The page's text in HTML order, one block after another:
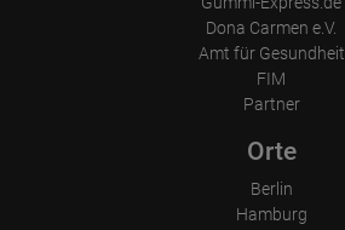
Dona Carmen e.V.
Amt für Gesundheit
FIM
Partner
Orte
Berlin
Hamburg